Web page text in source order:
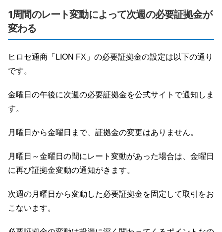
1周間のレート変動によって次週の必要証拠金が
変わる
ヒロセ通商「LION FX」の必要証拠金の設定は以下の通り
です。
金曜日の午後に次週の必要証拠金を公式サイトで通知しま
す。
月曜日から金曜日まで、証拠金の変更はありません。
月曜日～金曜日の間にレート変動があった場合は、金曜日
に再び証拠金変動の通知がきます。
次週の月曜日から変動した必要証拠金を固定して取引をお
こないます。